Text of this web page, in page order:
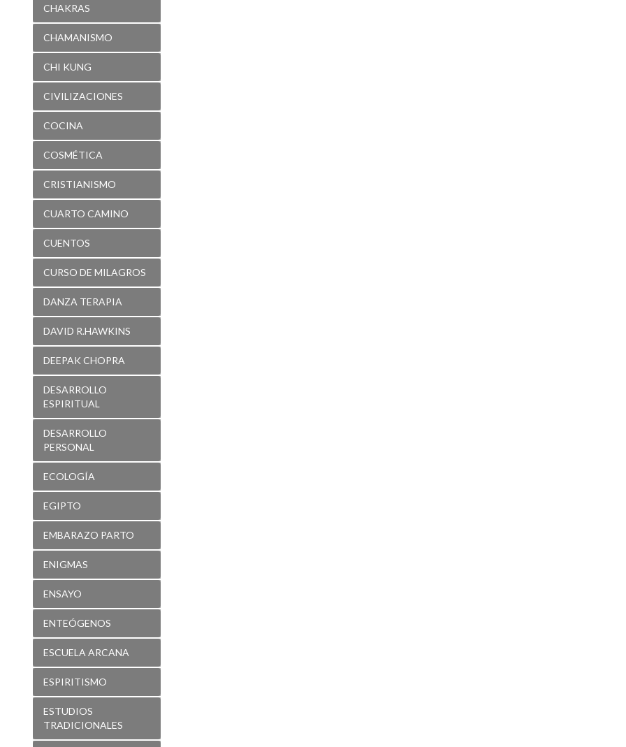
CHAKRAS
CHAMANISMO
CHI KUNG
CIVILIZACIONES
COCINA
COSMÉTICA
CRISTIANISMO
CUARTO CAMINO
CUENTOS
CURSO DE MILAGROS
DANZA TERAPIA
DAVID R.HAWKINS
DEEPAK CHOPRA
DESARROLLO
ESPIRITUAL
DESARROLLO
PERSONAL
ECOLOGÍA
EGIPTO
EMBARAZO PARTO
ENIGMAS
ENSAYO
ENTEÓGENOS
ESCUELA ARCANA
ESPIRITISMO
ESTUDIOS
TRADICIONALES